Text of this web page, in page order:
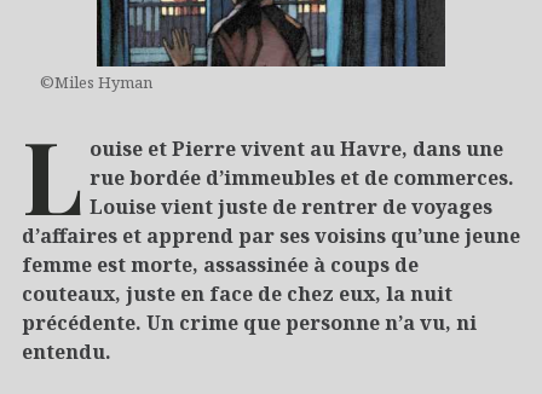
©Miles Hyman
L ouise et Pierre vivent au Havre, dans une
rue bordée d’immeubles et de commerces.
Louise vient juste de rentrer de voyages
d’affaires et apprend par ses voisins qu’une jeune
femme est morte, assassinée à coups de
couteaux, juste en face de chez eux, la nuit
précédente. Un crime que personne n’a vu, ni
entendu.